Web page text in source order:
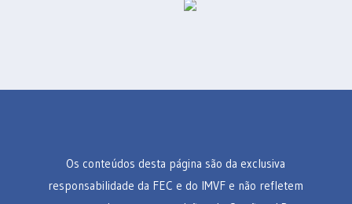
Os conteúdos desta página são da exclusiva
responsabilidade da FEC e do IMVF e não refletem